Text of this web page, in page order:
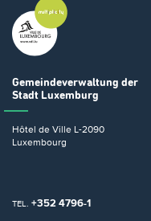
Gemeindeverwaltung der
Stadt Luxemburg
Hôtel de Ville L-2090
Luxembourg
TEL. +352 4796-1